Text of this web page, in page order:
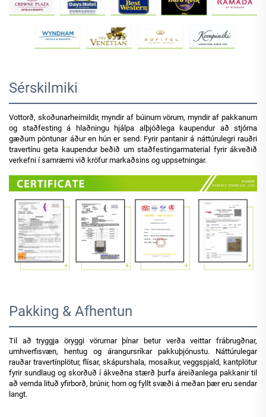
Sérskilmiki
Vottorð, skoðunarheimildir, myndir af búinum vörum, myndir af pakkanum
og staðfesting á hlaðningu hjálpa alþjóðlega kaupendur að stjórna
gæðum pöntunar áður en hún er send. Fyrir pantanir á náttúrulegri rauðri
travertínu geta kaupendur beðið um staðfestingarmaterial fyrir ákveðið
verkefni í samræmi við kröfur markaðsins og uppsetningar.
Pakking & Afhentun
Til að tryggja öryggi vörurnar þínar betur verða veittar frábrugðnar,
umhverfisvæn, hentug og árangursríkar pakkuþjónustu. Náttúrulegar
rauðar travertínplötur, flísar, skápurshala, mosaíkur, veggspjald, kantplötur
fyrir sundlaug og skorðuð í ákveðna stærð þurfa áreiðanlega pakkanir til
að vernda lituð yfirborð, brúnir, horn og fyllt svæði á meðan þær eru sendar
langt.